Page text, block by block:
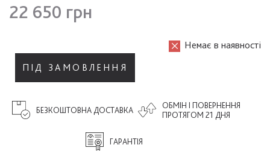
22 650 грн
Немає в наявності
ПІД ЗАМОВЛЕННЯ
ОБМІН І ПОВЕРНЕННЯ
ПРОТЯГОМ 21 ДНЯ
ГАРАНТІЯ
БЕЗКОШТОВНА ДОСТАВКА